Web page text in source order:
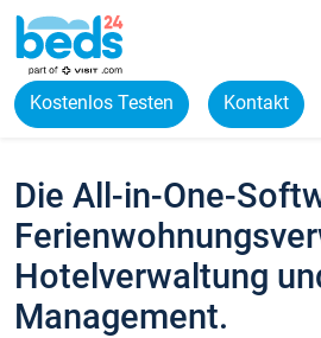
Kostenlos Testen Kontakt
Die All-in-One-
Hotelverwaltung
Management.